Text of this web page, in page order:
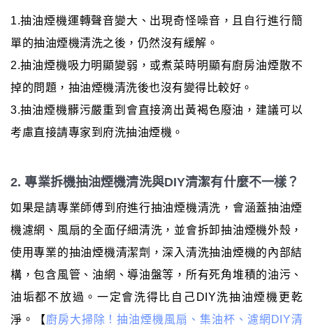
1.抽油煙機運轉聲音變大、出現奇怪噪音，且自行進行簡
單的抽油煙機清洗之後，仍然沒有緩解。
2.抽油煙機吸力明顯變弱，或煮菜時明顯有廚房油煙散不
掉的問題，抽油煙機清洗後也沒有變得比較好。
3.抽油煙機髒污嚴重到會直接滴出黃褐色廢油，建議可以
考慮直接請專家到府洗抽油煙機。
2. 專業拆機抽油煙機清洗與DIY清潔有什麼不一樣？
如果是請專業師傅到府進行抽油煙機清洗，會涵蓋抽油煙
機濾網、風扇的全面仔細清洗，並會拆卸抽油煙機外殼，
使用專業的抽油煙機清潔劑，深入清洗抽油煙機的內部結
構，包含風管、油網、導油盤等，所有死角堆積的油污、
油垢都不放過。一定會洗得比自己DIY洗抽油煙機更乾
淨。【廚房大掃除！抽油煙機風扇、集油杯、濾網DIY清